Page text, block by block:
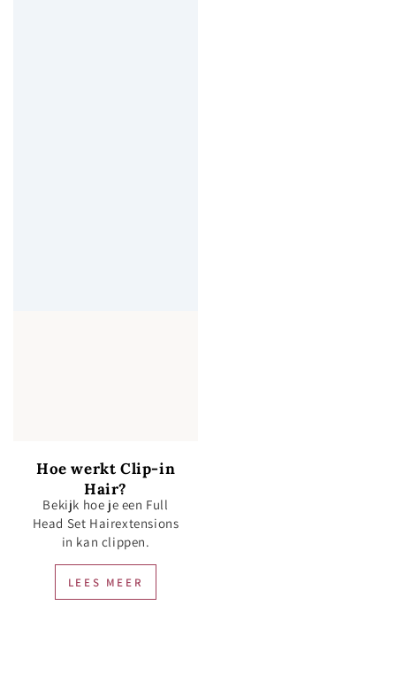
Hoe werkt Clip-in
Hair?
Bekijk hoe je een Full
Head Set Hairextensions
in kan clippen.
LEES MEER